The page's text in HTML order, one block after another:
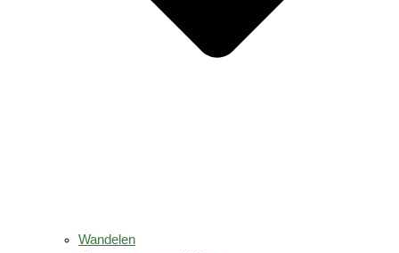
Wandelen